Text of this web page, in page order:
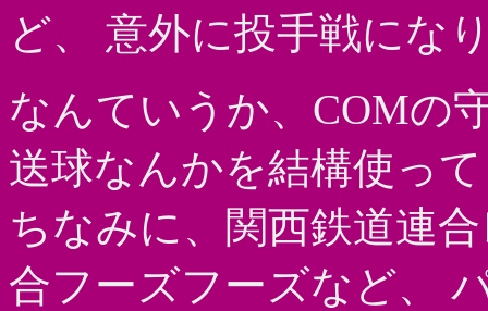
ど、 意外に投手戦にな
なんていうか、COMの
送球なんかを結構使っ
ちなみに、関西鉄道連
合フーズフーズなど、